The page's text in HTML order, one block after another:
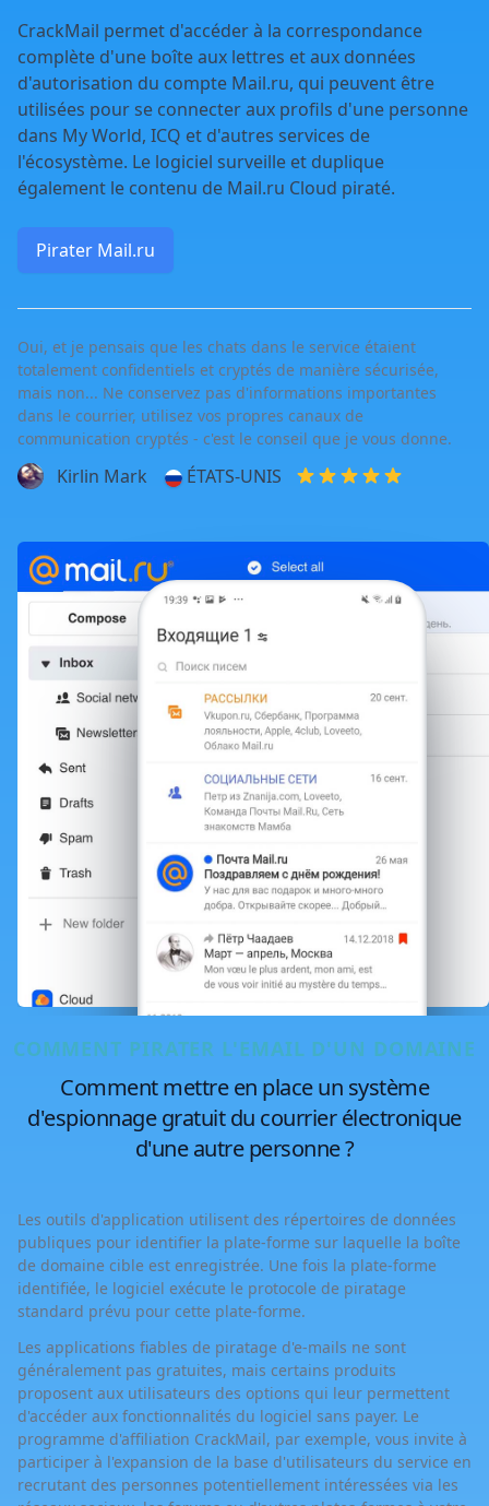
CrackMail permet d'accéder à la correspondance
complète d'une boîte aux lettres et aux données
d'autorisation du compte Mail.ru, qui peuvent être
utilisées pour se connecter aux profils d'une personne
dans My World, ICQ et d'autres services de
l'écosystème. Le logiciel surveille et duplique
également le contenu de Mail.ru Cloud piraté.
Pirater Mail.ru
Oui, et je pensais que les chats dans le service étaient
totalement confidentiels et cryptés de manière sécurisée,
mais non... Ne conservez pas d'informations importantes
dans le courrier, utilisez vos propres canaux de
communication cryptés - c'est le conseil que je vous donne.
Kirlin Mark ÉTATS-UNIS
COMMENT PIRATER L'EMAIL D'UN DOMAINE
Comment mettre en place un système
d'espionnage gratuit du courrier électronique
d'une autre personne ?
Les outils d'application utilisent des répertoires de données
publiques pour identifier la plate-forme sur laquelle la boîte
de domaine cible est enregistrée. Une fois la plate-forme
identifiée, le logiciel exécute le protocole de piratage
standard prévu pour cette plate-forme.
Les applications fiables de piratage d'e-mails ne sont
généralement pas gratuites, mais certains produits
proposent aux utilisateurs des options qui leur permettent
d'accéder aux fonctionnalités du logiciel sans payer. Le
programme d'affiliation CrackMail, par exemple, vous invite à
participer à l'expansion de la base d'utilisateurs du service en
recrutant des personnes potentiellement intéressées via les